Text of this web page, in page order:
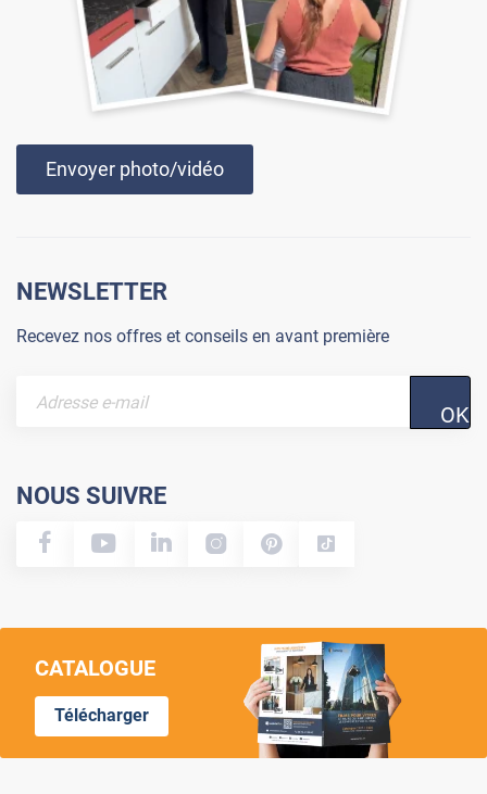
Envoyer photo/vidéo
NEWSLETTER
Recevez nos offres et conseils en avant première
OK
NOUS SUIVRE
CATALOGUE
Télécharger